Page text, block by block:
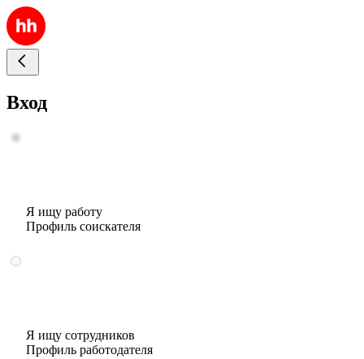
Вход
Я ищу работу
Профиль соискателя
Я ищу сотрудников
Профиль работодателя